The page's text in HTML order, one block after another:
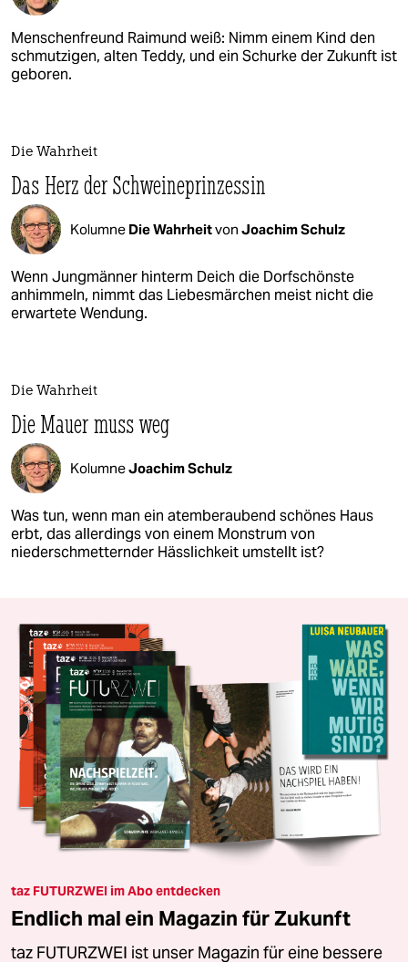
Menschenfreund Raimund weiß: Nimm einem Kind den
schmutzigen, alten Teddy, und ein Schurke der Zukunft ist
geboren.
Die Wahrheit
Das Herz der Schweineprinzessin
Kolumne Die Wahrheitvon Joachim Schulz
Wenn Jungmänner hinterm Deich die Dorfschönste
anhimmeln, nimmt das Liebesmärchen meist nicht die
erwartete Wendung.
Die Wahrheit
Die Mauer muss weg
KolumneJoachim Schulz
Was tun, wenn man ein atemberaubend schönes Haus
erbt, das allerdings von einem Monstrum von
niederschmetternder Hässlichkeit umstellt ist?
taz FUTURZWEI im Abo entdecken
Endlich mal ein Magazin für Zukunft
taz FUTURZWEI ist unser Magazin für eine bessere